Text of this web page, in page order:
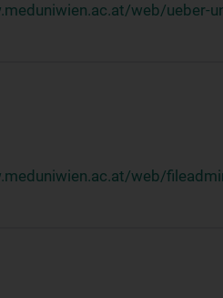
web/ueber-
web/